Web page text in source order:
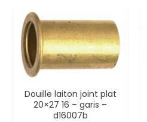
Douille laiton joint plat
20×27 16 – garis –
d16007b